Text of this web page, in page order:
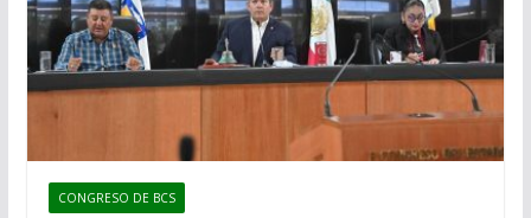
CONGRESO DE BCS